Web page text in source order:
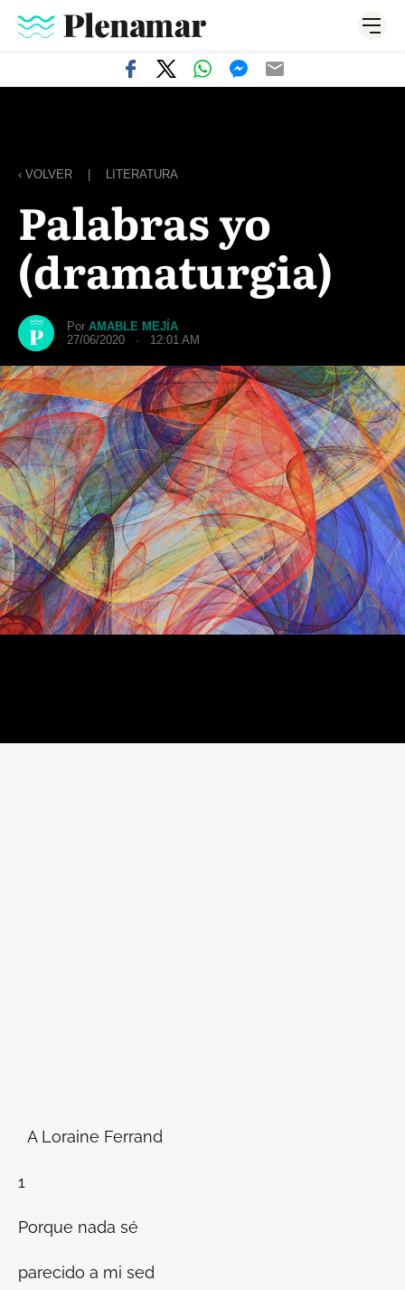
‹ VOLVER LITERATURA
Palabras yo
(dramaturgia)
Por AMABLE MEJÍA
27/06/2020 · 12:01 AM
A Loraine Ferrand
1
Porque nada sé
parecido a mi sed